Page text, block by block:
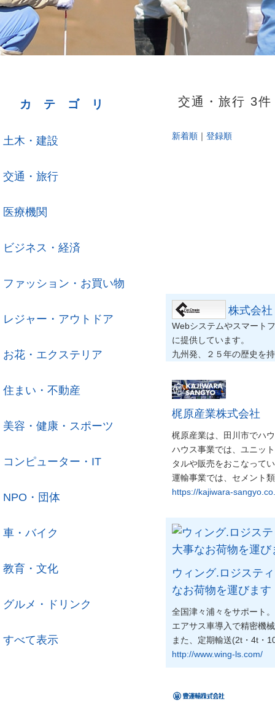
交通・旅行 3
新着順 ｜ 登録順
株式会
Webシステムやスマート
に提供しています。
九州発、２５年の歴史を
梶原産業株式会社
梶原産業は、田川市でハ
ハウス事業では、ユニッ
タルや販売をおこなって
運輸事業では、セメント
https://kajiwara-
ウィング.ロジステ
なお荷物を運びます
全国津々浦々をサポート
エアサス車導入で精密機
また、定期輸送(2t・4t・
http://www.wing-ls.com/
カテゴリ
土木・建設
交通・旅行
医療機関
ビジネス・経済
ファッション・お買い物
レジャー・アウトドア
お花・エクステリア
住まい・不動産
美容・健康・スポーツ
コンピューター・IT
NPO・団体
車・バイク
教育・文化
グルメ・ドリンク
すべて表示